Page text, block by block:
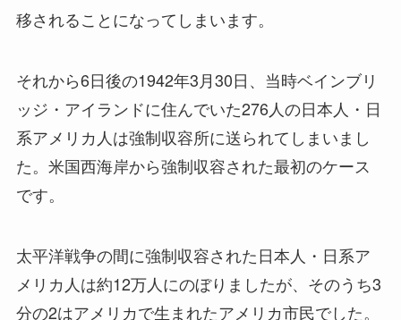
移されることになってしまいます。
それから6日後の1942年3月30日、当時ベインブリ
ッジ・アイランドに住んでいた276人の日本人・日
系アメリカ人は強制収容所に送られてしまいまし
た。米国西海岸から強制収容された最初のケース
です。
太平洋戦争の間に強制収容された日本人・日系ア
メリカ人は約12万人にのぼりましたが、そのうち3
分の2はアメリカで生まれたアメリカ市民でした。